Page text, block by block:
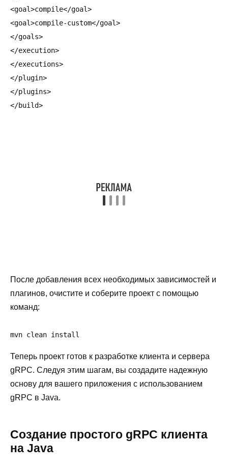
<goal>compile</goal>
<goal>compile-custom</goal>
</goals>
</execution>
</executions>
</plugin>
</plugins>
</build>
После добавления всех необходимых зависимостей и
плагинов, очистите и соберите проект с помощью
команд:
mvn clean install
Теперь проект готов к разработке клиента и сервера
gRPC. Следуя этим шагам, вы создадите надежную
основу для вашего приложения с использованием
gRPC в Java.
Создание простого gRPC клиента
на Java